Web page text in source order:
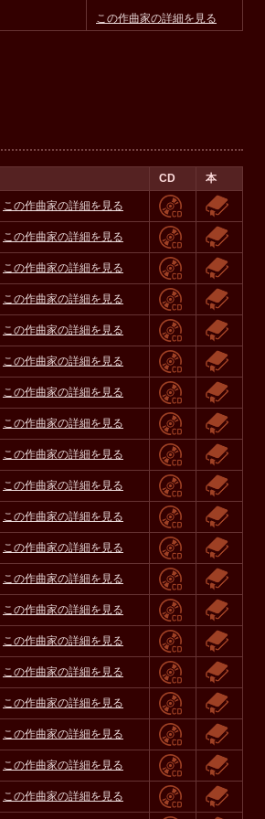
この作曲家の詳細を見る
CD 本
この作曲家の詳細を見る
この作曲家の詳細を見る
この作曲家の詳細を見る
この作曲家の詳細を見る
この作曲家の詳細を見る
この作曲家の詳細を見る
この作曲家の詳細を見る
この作曲家の詳細を見る
この作曲家の詳細を見る
この作曲家の詳細を見る
この作曲家の詳細を見る
この作曲家の詳細を見る
この作曲家の詳細を見る
この作曲家の詳細を見る
この作曲家の詳細を見る
この作曲家の詳細を見る
この作曲家の詳細を見る
この作曲家の詳細を見る
この作曲家の詳細を見る
この作曲家の詳細を見る